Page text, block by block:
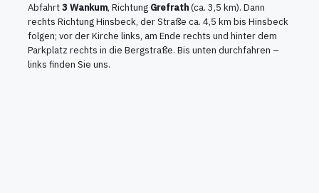
Abfahrt3 Wankum, Richtung Grefrath(ca. 3,5 km). Dann
rechts Richtung Hinsbeck, der Straße ca. 4,5 km bis Hinsbeck
folgen; vor der Kirche links, am Ende rechts und hinter dem
Parkplatz rechts in die Bergstraße. Bis unten durchfahren –
links finden Sie uns.